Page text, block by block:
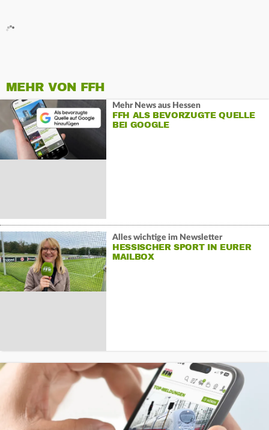
MEHR VON FFH
Mehr News aus Hessen
FFH ALS BEVORZUGTE QUELLE
BEI GOOGLE
Alles wichtige im Newsletter
HESSISCHER SPORT IN EURER
MAILBOX